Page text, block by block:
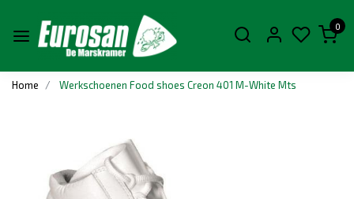
0
Home Werkschoenen Food shoes Creon 401 M-White Mts